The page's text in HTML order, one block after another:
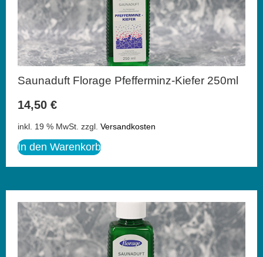
Saunaduft Florage Pfefferminz-Kiefer 250ml
14,50 €
inkl. 19 % MwSt. zzgl. Versandkosten
In den Warenkorb